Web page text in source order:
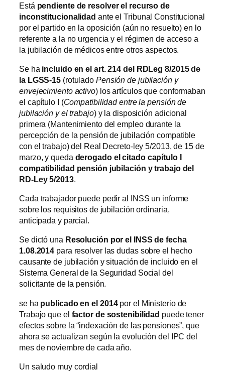
Está pendiente de resolver el recurso de
inconstitucionalidad ante el Tribunal Constitucional
por el partido en la oposición (aún no resuelto) en lo
referente a la no urgencia y el régimen de acceso a
la jubilación de médicos entre otros aspectos.
Se ha incluido en el art. 214 del RDLeg 8/2015 de
la LGSS-15 (rotulado Pensión de jubilación y
envejecimiento activo) los artículos que conformaban
el capítulo I (Compatibilidad entre la pensión de
jubilación y el trabajo) y la disposición adicional
primera (Mantenimiento del empleo durante la
percepción de la pensión de jubilación compatible
con el trabajo) del Real Decreto-ley 5/2013, de 15 de
marzo, y queda derogado el citado capítulo I
compatibilidad pensión jubilación y trabajo del
RD-Ley 5/2013.
Cada trabajador puede pedir al INSS un informe
sobre los requisitos de jubilación ordinaria,
anticipada y parcial.
Se dictó una Resolución por el INSS de fecha
1.08.2014 para resolver las dudas sobre el hecho
causante de jubilación y situación de incluido en el
Sistema General de la Seguridad Social del
solicitante de la pensión.
se ha publicado en el 2014por el Ministerio de
Trabajo que el factor de sostenibilidad puede tener
efectos sobre la “indexación de las pensiones”, que
ahora se actualizan según la evolución del IPC del
mes de noviembre de cada año.
Un saludo muy cordial